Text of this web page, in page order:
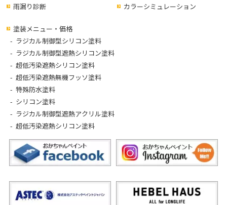
雨漏り診断
カラーシミュレーション
塗装メニュー・価格
ラジカル制御型シリコン塗料
ラジカル制御型遮熱シリコン塗料
超低汚染遮熱シリコン塗料
超低汚染遮熱無機フッソ塗料
特殊防水塗料
シリコン塗料
ラジカル制御型遮熱アクリル塗料
超低汚染遮熱シリコン塗料